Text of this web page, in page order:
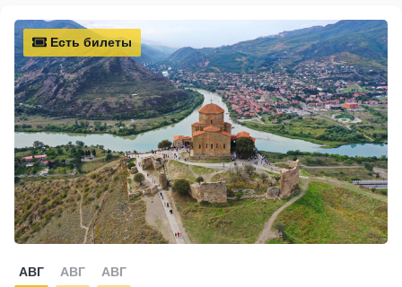
Есть билеты
АВГ АВГ АВГ